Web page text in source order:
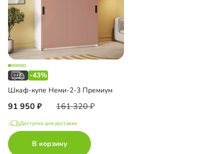
-43%
Шкаф-купе Неми-2-3 Премиум
91 950 161 320
Доступно для доставки
В корзину